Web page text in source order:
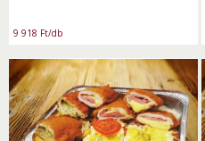
9 918 Ft/db